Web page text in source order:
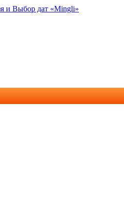
и Выбор дат «Mingli»